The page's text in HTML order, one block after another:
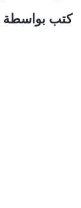
كتب بواسطة